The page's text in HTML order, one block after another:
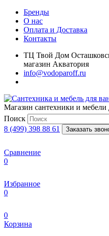
Бренды
О нас
Оплата и Доставка
Контакты
ТЦ Твой Дом
магазин Акватория
info@vodoparoff.ru
Магазин сантехники и мебели
Поиск
8 (499) 398 88 61 Заказать
Сравнение
0
Избранное
0
0
Корзина